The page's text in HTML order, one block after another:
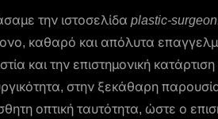
την ιστοσελίδα plastic-
καθαρό και απόλυτα
και την επιστημονική
στην ξεκάθαρη
οπτική ταυτότητα, ώστε ο